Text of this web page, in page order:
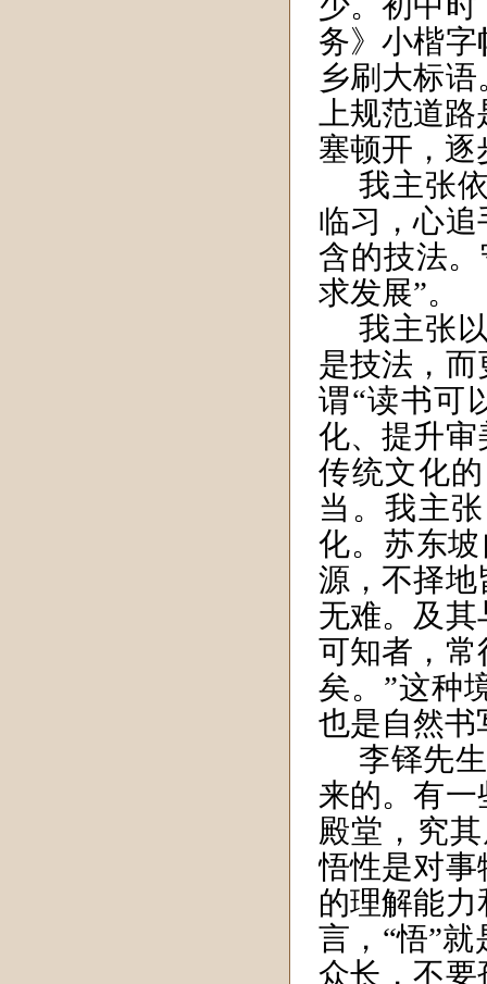
务》小楷
乡刷大标
上规范道
塞顿开，逐
我主张
临习，心
含的技法
求发展”。
我主张
是技法，
谓“读书可
化、提升审
传统文化
当。我主
化。苏东
源，不择地
无难。及
可知者，常
矣。”这种
也是自然书
李铎先
来的。有
殿堂，究
悟性是对事
的理解能
言，“悟”
众长 ，不